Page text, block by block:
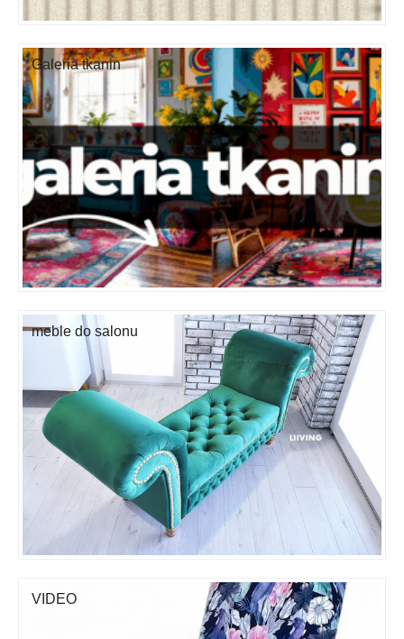
Galeria tkanin
meble do salonu
VIDEO